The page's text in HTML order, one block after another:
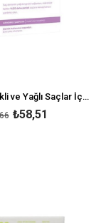
Prozinc Kepekli ve Yağlı Saçlar İçin Şampuan 300 ml
₺58,51